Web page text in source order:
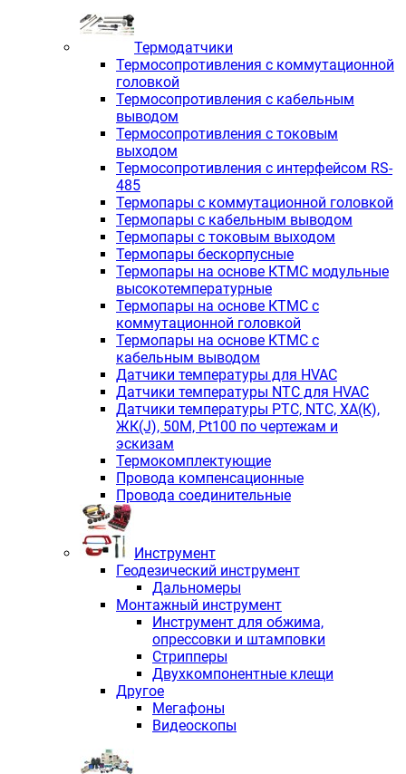
Термодатчики
Термосопротивления с коммутационной
головкой
Термосопротивления с кабельным
выводом
Термосопротивления с токовым
выходом
Термосопротивления с интерфейсом RS-
485
Термопары с коммутационной головкой
Термопары с кабельным выводом
Термопары с токовым выходом
Термопары бескорпусные
Термопары на основе КТМС модульные
высокотемпературные
Термопары на основе КТМС с
коммутационной головкой
Термопары на основе КТМС с
кабельным выводом
Датчики температуры для HVAC
Датчики температуры NTC для HVAC
Датчики температуры PTС, NTC, ХА(К),
ЖК(J), 50М, Pt100 по чертежам и
эскизам
Термокомплектующие
Провода компенсационные
Провода соединительные
Инструмент
Геодезический инструмент
Дальномеры
Монтажный инструмент
Инструмент для обжима,
опрессовки и штамповки
Стрипперы
Двухкомпонентные клещи
Другое
Мегафоны
Видеоскопы